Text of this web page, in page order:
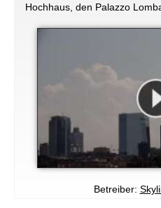
Hochhaus, den Palazzo
Betreiber: